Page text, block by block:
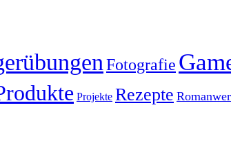
Fotografie
Projekte Rezepte